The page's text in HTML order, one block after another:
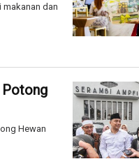
makanan dan
Potong
Hewan